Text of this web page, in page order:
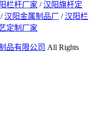
栏杆厂家 /汉阳旗杆定
/汉阳金属制品厂 /汉阳栏
定制厂家
品有限公司 All Rights